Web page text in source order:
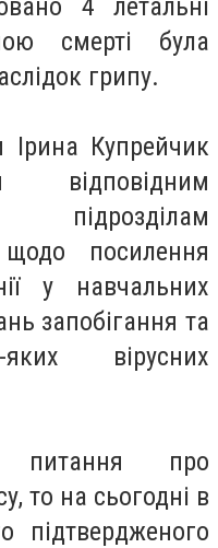
4 летальні
смерті була
грипу.
Купрейчик
відповідним
щодо посилення
у навчальних
запобігання та
яких вірусних
питання про
то на сьогодні в
підтвердженого